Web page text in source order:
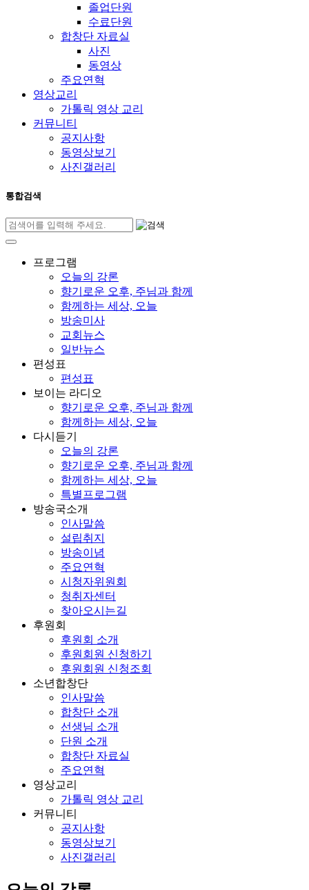
졸업단원
수료단원
합창단 자료실
사진
동영상
주요연혁
영상교리
가톨릭 영상 교리
커뮤니티
공지사항
동영상보기
사진갤러리
통합검색
프로그램
오늘의 강론
향기로운 오후, 주님과 함께
함께하는 세상, 오늘
방송미사
교회뉴스
일반뉴스
편성표
편성표
보이는 라디오
향기로운 오후, 주님과 함께
함께하는 세상, 오늘
다시듣기
오늘의 강론
향기로운 오후, 주님과 함께
함께하는 세상, 오늘
특별프로그램
방송국소개
인사말씀
설립취지
방송이념
주요연혁
시청자위원회
청취자센터
찾아오시는길
후원회
후원회 소개
후원회원 신청하기
후원회원 신청조회
소년합창단
인사말씀
합창단 소개
선생님 소개
단원 소개
합창단 자료실
주요연혁
영상교리
가톨릭 영상 교리
커뮤니티
공지사항
동영상보기
사진갤러리